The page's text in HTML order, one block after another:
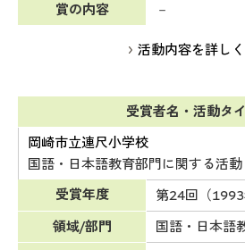
賞の内容
－
活動内容を詳し
受賞者名・活動タ
岡崎市立連尺小学校
国語・日本語教育部門に関する活動
受賞年度
第24回（1993
領域/部門
国語・日本語